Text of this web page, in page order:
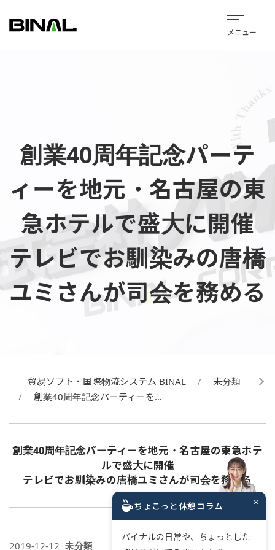
メニュー
創業40周年記念パーテ
ィーを地元・名古屋の東
急ホテルで盛大に開催
テレビでお馴染みの唐橋
ユミさんが司会を務める
貿易ソフト・国際物流システム BINAL
未分類
創業40周年記念パーティーを…
創業40周年記念パーティーを地元・名古屋の東急ホテ
ルで盛大に開催
テレビでお馴染みの唐橋ユミさんが司会を務める
2019-12-12 未分類
×
ちょこっと休憩コラム
バイナルの日常や、ちょっとした